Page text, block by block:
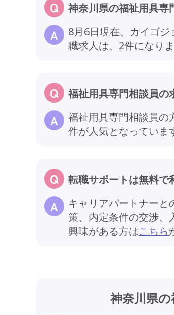
神奈川県の福祉用具専
8月6日現在、カイゴ
職求人は、2件になりま
福祉用具専門相談員の
福祉用具専門相談員の
件が人気となっていま
転職サポートは無料で
キャリアパートナー
策、内定条件の交渉
興味がある方はこちら
神奈川県